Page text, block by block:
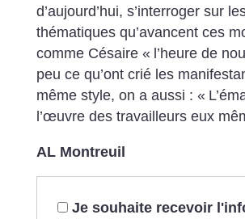
d’aujourd’hui, s’interroger sur
thématiques qu’avancent ces
comme Césaire « l’heure de
peu ce qu’ont crié les
même style, on a aussi : «
l’œuvre des travailleurs eux
AL Montreuil
Je souhaite recevoir